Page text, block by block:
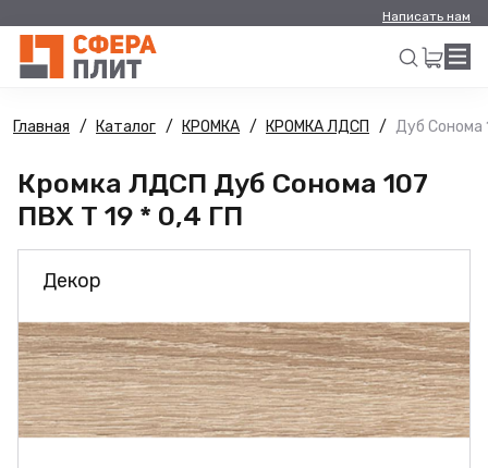
Написать нам
Искать
Главная Каталог КРОМКА КРОМКА ЛДСП Дуб Сонома
Кромка ЛДСП Дуб Сонома 107
ПВХ Т 19 * 0,4 ГП
Декор